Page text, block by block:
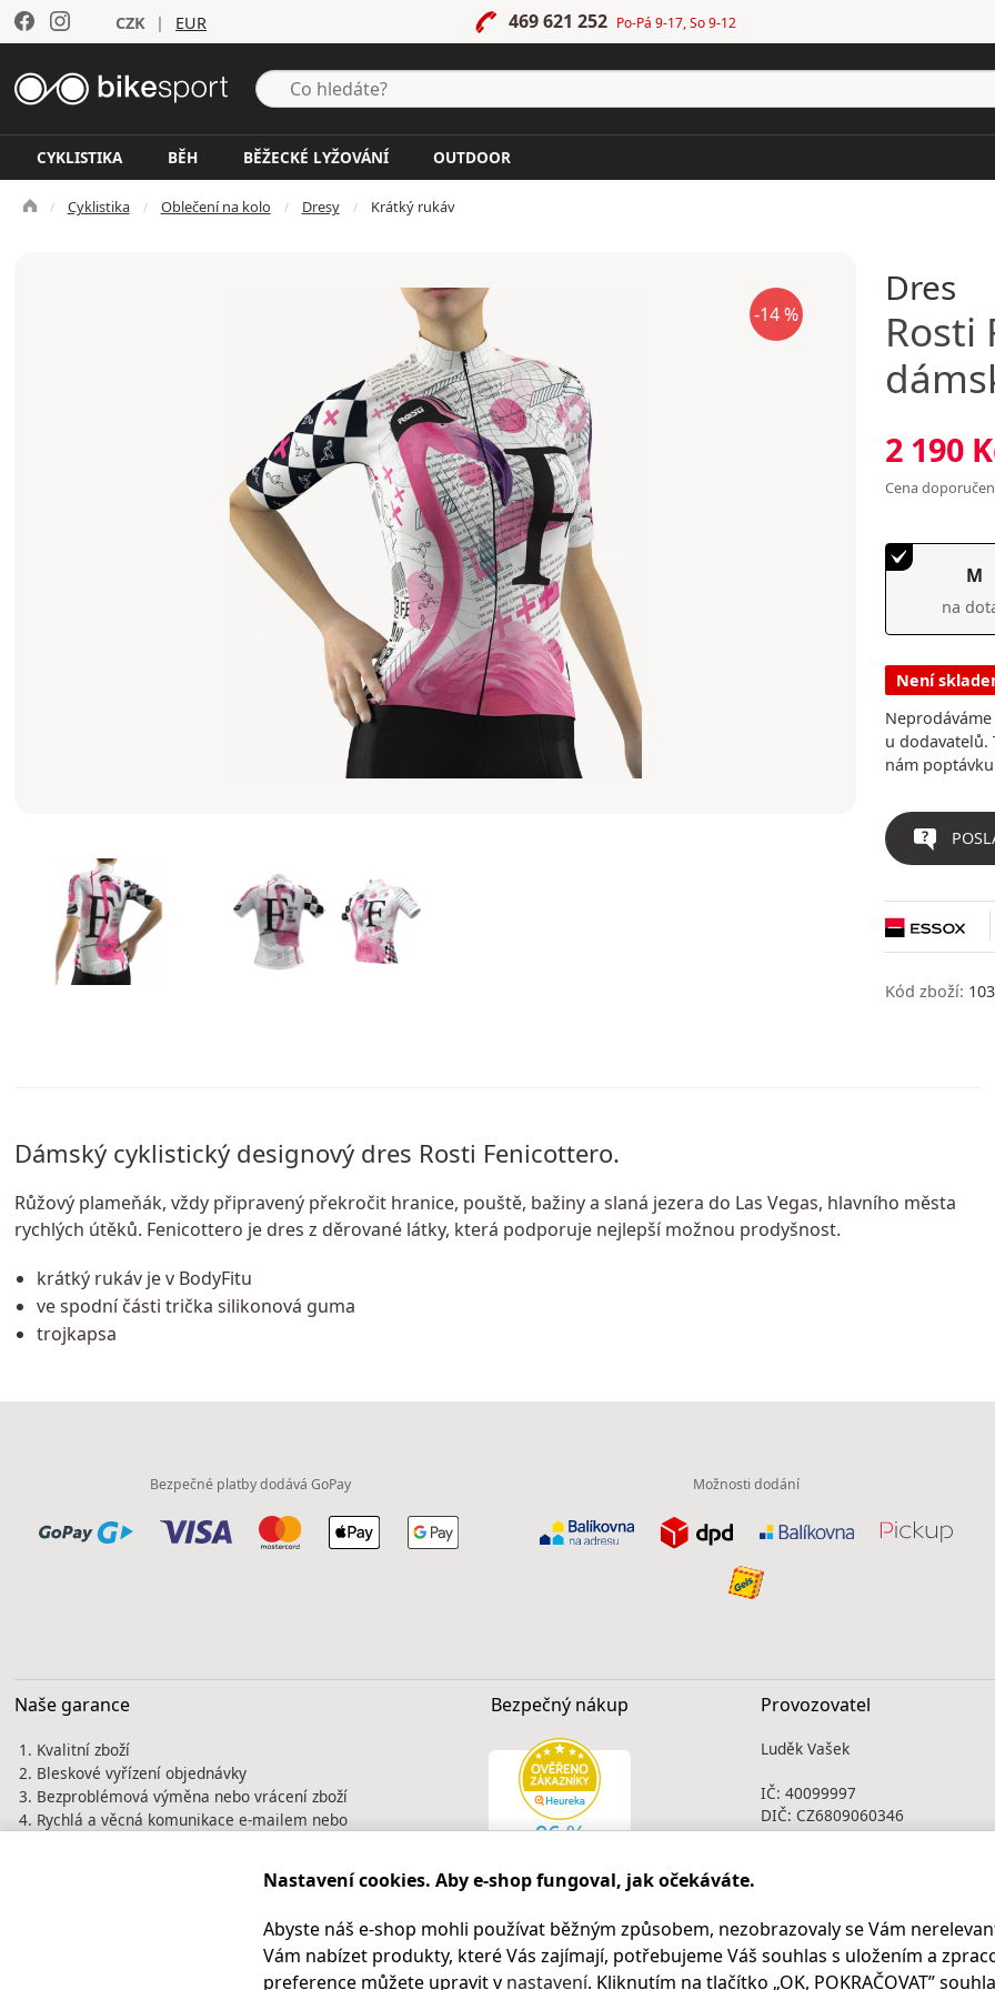
CZK | EUR 469 621 252 Po-Pá 9-17, So 9-12
CYKLISTIKA BĚH BĚŽECKÉ LYŽOVÁNÍ OUTDOOR
Cyklistika Oblečení na kolo Dresy Krátký rukáv
-14 %
Dres
Rosti
2 190
Cena
M
na
Není
u
nám
Kód zboží:
Dámský cyklistický designový dres Rosti Fenicottero.
Růžový plameňák, vždy připravený překročit hranice, pouště, bažiny a slaná jezera do Las Vegas, hlavního města
rychlých útěků. Fenicottero je dres z děrované látky, která podporuje nejlepší možnou prodyšnost.
krátký rukáv je v BodyFitu
ve spodní části trička silikonová guma
trojkapsa
Bezpečné platby dodává GoPay Možnosti dodání
Naše garance
Kvalitní zboží
Bleskové vyřízení objednávky
Bezproblémová výměna nebo vrácení zboží
Rychlá a věcná komunikace e-mailem nebo
nejlepší vizitkou. Prověřte si nás před
Bezpečný nákup Provozovatel
Luděk Vašek
IČ: 40099997
DIČ: CZ6809060346
Kontakty
Kariéra
Nastavení cookies. Aby e-shop fungoval, jak očekáváte.
Abyste náš e-shop mohli používat běžným způsobem, nezobrazovaly se Vám
Vám nabízet produkty, které Vás zajímají, potřebujeme Váš souhlas s uložením a
preference můžete upravit v nastavení. Kliknutím na tlačítko „OK, POKRAČOVAT”